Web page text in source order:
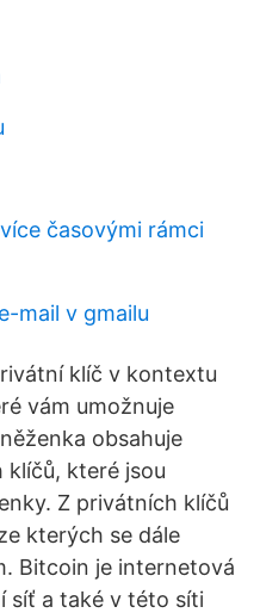
časovými rámci
mail v gmailu
klíč v kontextu
vám umožnuje
obsahuje
klíčů, které jsou
Z privátních klíčů
kterých se dále
Bitcoin je internetová
síť a také v této síti